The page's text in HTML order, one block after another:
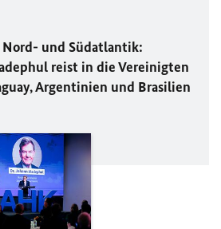
und Südatlantik:
reist in die Vereinigten
Argentinien und Brasilien